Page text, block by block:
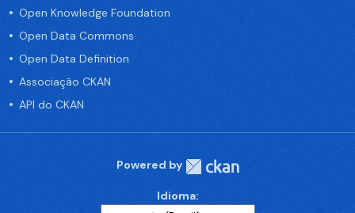
Open Knowledge Foundation
Open Data Commons
Open Data Definition
Associação CKAN
API do CKAN
Powered by
Idioma